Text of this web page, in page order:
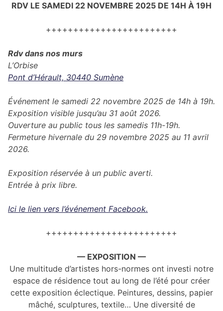
RDV LE SAMEDI 22 NOVEMBRE 2025 DE 14H À 19H
++++++++++++++++++++++++
Rdv dans nos murs
L’Orbise
Pont d’Hérault, 30440 Sumène
Événement le samedi 22 novembre 2025 de 14h à 19h.
Exposition visible jusqu’au 31 août 2026.
Ouverture au public tous les samedis 11h-19h.
Fermeture hivernale du 29 novembre 2025 au 11 avril
2026.
Exposition réservée à un public averti.
Entrée à prix libre.
Ici le lien vers l’événement Facebook.
++++++++++++++++++++++++
— EXPOSITION —
Une multitude d’artistes hors-normes ont investi notre
espace de résidence tout au long de l’été pour créer
cette exposition éclectique. Peintures, dessins, papier
mâché, sculptures, textile… Une diversité de